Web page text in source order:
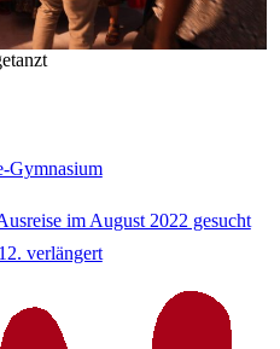
Gymnasium
im August 2022 gesucht
verlängert